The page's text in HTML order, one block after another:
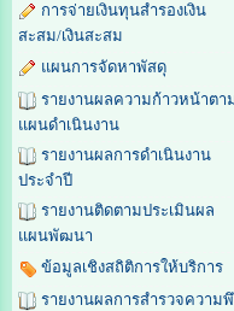
การจ่ายเงินทุนสำรองเงิน
สะสม/เงินสะสม
แผนการจัดหาพัสดุ
รายงานผลความก้าวหน้าตา
แผนดำเนินงาน
รายงานผลการดำเนินงาน
ประจำปี
รายงานติดตามประเมินผล
แผนพัฒนา
ข้อมูลเชิงสถิติการให้บริการ
รายงานผลการสำรวจความ